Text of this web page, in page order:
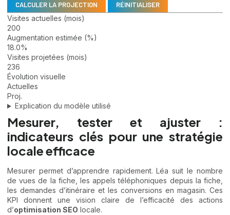
CALCULER LA PROJECTION RÉINITIALISER
Visites actuelles (mois)
200
Augmentation estimée (%)
18.0%
Visites projetées (mois)
236
Évolution visuelle
Actuelles
Proj.
Explication du modèle utilisé
Mesurer, tester et ajuster :
indicateurs clés pour une stratégie
locale efficace
Mesurer permet d’apprendre rapidement. Léa suit le nombre
de vues de la fiche, les appels téléphoniques depuis la fiche,
les demandes d’itinéraire et les conversions en magasin. Ces
KPI donnent une vision claire de l’efficacité des actions
d’optimisation SEO locale.